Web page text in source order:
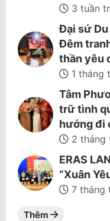
3 tuần
Đại sứ
Đêm
thần yêu
1 tháng
Tâm
trữ tình
hướng đi
2 tháng
ERAS
“Xuân
7 tháng
Thêm